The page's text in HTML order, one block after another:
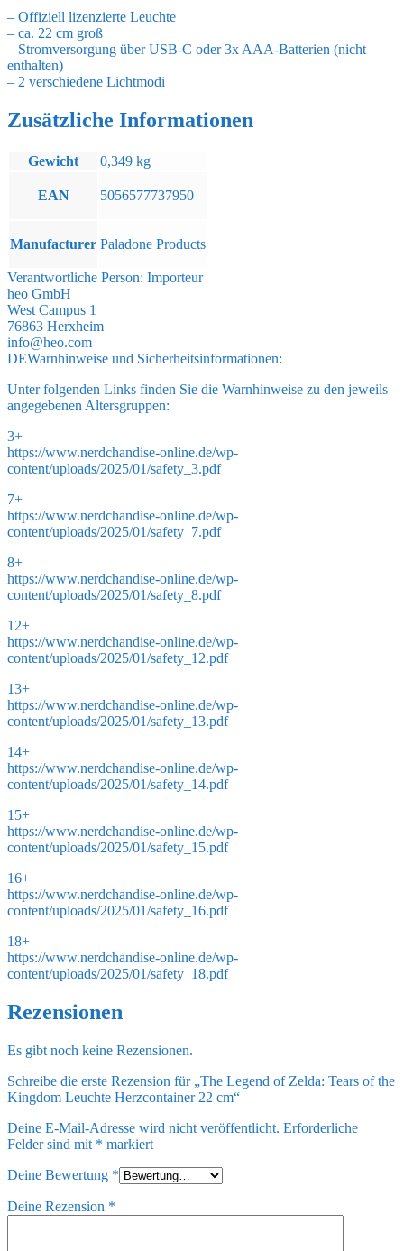
– Offiziell lizenzierte Leuchte
– ca. 22 cm groß
– Stromversorgung über USB-C oder 3x AAA-Batterien (nicht
enthalten)
– 2 verschiedene Lichtmodi
Zusätzliche Informationen
Gewicht 0,349 kg
EAN 5056577737950
Manufacturer Paladone Products
Verantwortliche Person: Importeur
heo GmbH
West Campus 1
76863 Herxheim
info@heo.com
DEWarnhinweise und Sicherheitsinformationen:
Unter folgenden Links finden Sie die Warnhinweise zu den jeweils
angegebenen Altersgruppen:
3+
https://www.nerdchandise-online.de/wp-
content/uploads/2025/01/safety_3.pdf
7+
https://www.nerdchandise-online.de/wp-
content/uploads/2025/01/safety_7.pdf
8+
https://www.nerdchandise-online.de/wp-
content/uploads/2025/01/safety_8.pdf
12+
https://www.nerdchandise-online.de/wp-
content/uploads/2025/01/safety_12.pdf
13+
https://www.nerdchandise-online.de/wp-
content/uploads/2025/01/safety_13.pdf
14+
https://www.nerdchandise-online.de/wp-
content/uploads/2025/01/safety_14.pdf
15+
https://www.nerdchandise-online.de/wp-
content/uploads/2025/01/safety_15.pdf
16+
https://www.nerdchandise-online.de/wp-
content/uploads/2025/01/safety_16.pdf
18+
https://www.nerdchandise-online.de/wp-
content/uploads/2025/01/safety_18.pdf
Rezensionen
Es gibt noch keine Rezensionen.
Schreibe die erste Rezension für „The Legend of Zelda: Tears of the
Kingdom Leuchte Herzcontainer 22 cm“
Deine E-Mail-Adresse wird nicht veröffentlicht. Erforderliche
Felder sind mit * markiert
Deine Bewertung *
Deine Rezension *